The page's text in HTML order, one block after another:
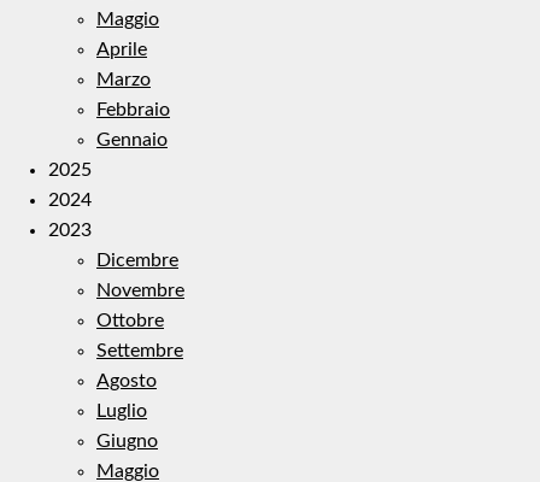
Maggio
Aprile
Marzo
Febbraio
Gennaio
2025
2024
2023
Dicembre
Novembre
Ottobre
Settembre
Agosto
Luglio
Giugno
Maggio